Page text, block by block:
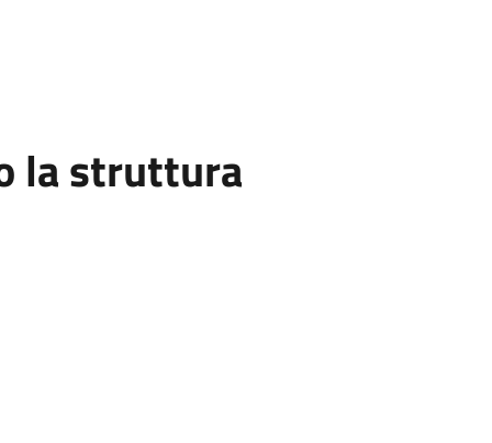
la struttura